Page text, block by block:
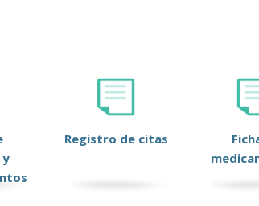
Registro de citas